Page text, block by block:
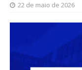
22 de maio de 2026